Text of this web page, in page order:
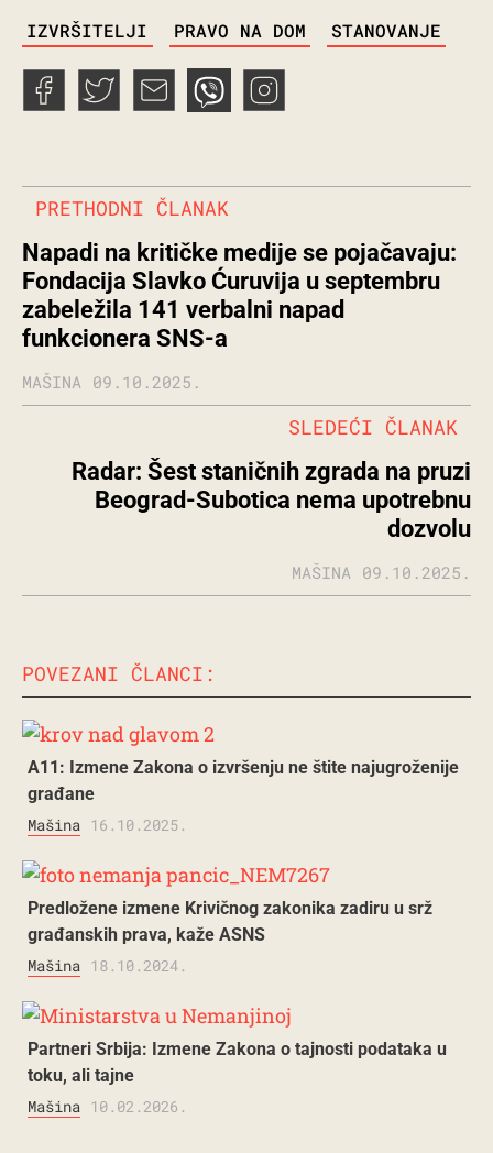
IZVRŠITELJI PRAVO NA DOM STANOVANJE
PRETHODNI ČLANAK
Napadi na kritičke medije se pojačavaju:
Fondacija Slavko Ćuruvija u septembru
zabeležila 141 verbalni napad
funkcionera SNS-a
MAŠINA 09.10.2025.
Radar: Šest staničnih zgrada na pruzi
Beograd-Subotica nema upotrebnu
dozvolu
SLEDEĆI ČLANAK
MAŠINA 09.10.2025.
POVEZANI ČLANCI:
A11: Izmene Zakona o izvršenju ne štite najugroženije
građane
Mašina 16.10.2025.
Predložene izmene Krivičnog zakonika zadiru u srž
građanskih prava, kaže ASNS
Mašina 18.10.2024.
Partneri Srbija: Izmene Zakona o tajnosti podataka u
toku, ali tajne
Mašina 10.02.2026.